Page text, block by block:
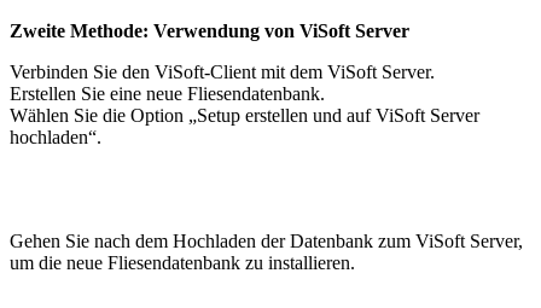
Zweite Methode: Verwendung von ViSoft Server
Verbinden Sie den ViSoft-Client mit dem ViSoft Server.
Erstellen Sie eine neue Fliesendatenbank.
Wählen Sie die Option „Setup erstellen und auf ViSoft Server
hochladen“.
Gehen Sie nach dem Hochladen der Datenbank zum ViSoft Server,
um die neue Fliesendatenbank zu installieren.